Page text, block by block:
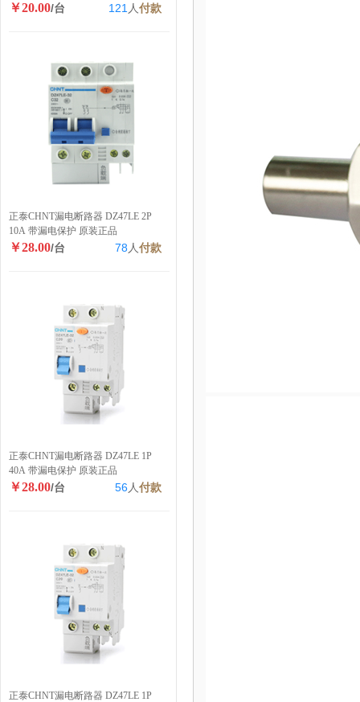
￥20.00/台 121 人付款
正泰CHNT漏电断路器 DZ47LE 2P
10A 带漏电保护 原装正品
￥28.00/台 78 人付款
正泰CHNT漏电断路器 DZ47LE 1P
40A 带漏电保护 原装正品
￥28.00/台 56人付款
正泰CHNT漏电断路器 DZ47LE 1P